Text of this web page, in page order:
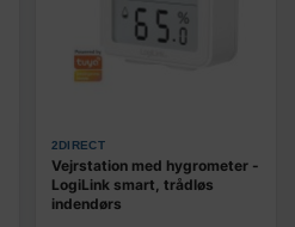
2DIRECT
Vejrstation med hygrometer -
LogiLink smart, trådløs
indendørs